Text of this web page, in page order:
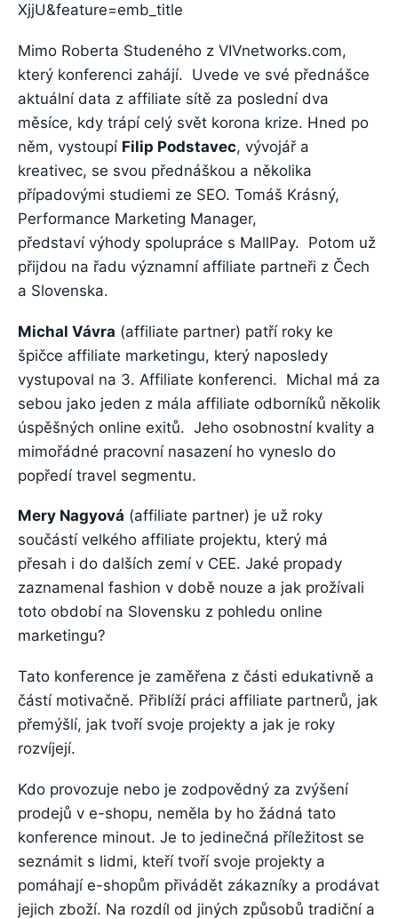
XjjU&feature=emb_title
Mimo Roberta Studeného z VIVnetworks.com,
který konferenci zahájí. Uvede ve své přednášce
aktuální data z affiliate sítě za poslední dva
měsíce, kdy trápí celý svět korona krize. Hned po
něm, vystoupí Filip Podstavec, vývojář a
kreativec, se svou přednáškou a několika
případovými studiemi ze SEO. Tomáš Krásný,
Performance Marketing Manager,
představí výhody spolupráce s MallPay. Potom už
přijdou na řadu významní affiliate partneři z Čech
a Slovenska.
Michal Vávra (affiliate partner) patří roky ke
špičce affiliate marketingu, který naposledy
vystupoval na 3. Affiliate konferenci. Michal má za
sebou jako jeden z mála affiliate odborníků několik
úspěšných online exitů. Jeho osobnostní kvality a
mimořádné pracovní nasazení ho vyneslo do
popředí travel segmentu.
Mery Nagyová (affiliate partner) je už roky
součástí velkého affiliate projektu, který má
přesah i do dalších zemí v CEE. Jaké propady
zaznamenal fashion v době nouze a jak prožívali
toto období na Slovensku z pohledu online
marketingu?
Tato konference je zaměřena z části edukativně a
částí motivačně. Přiblíží práci affiliate partnerů, jak
přemýšlí, jak tvoří svoje projekty a jak je roky
rozvíjejí.
Kdo provozuje nebo je zodpovědný za zvýšení
prodejů v e-shopu, neměla by ho žádná tato
konference minout. Je to jedinečná příležitost se
seznámit s lidmi, kteří tvoří svoje projekty a
pomáhají e-shopům přivádět zákazníky a prodávat
jejich zboží. Na rozdíl od jiných způsobů tradiční a